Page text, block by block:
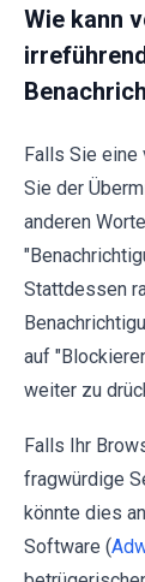
Wie kann
Falls Sie
Sie der
anderen
Stattdessen
auf
weiter zu
Falls Ihr
fragwürdige
könnte dies
Software (